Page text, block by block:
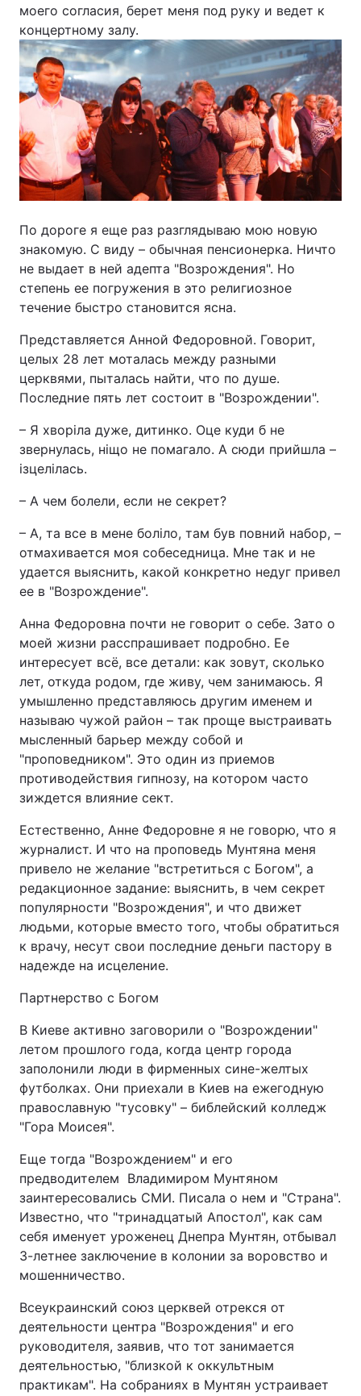
моего согласия, берет меня под руку и ведет к
концертному залу.
По дороге я еще раз разглядываю мою новую
знакомую. С виду – обычная пенсионерка. Ничто
не выдает в ней адепта "Возрождения". Но
степень ее погружения в это религиозное
течение быстро становится ясна.
Представляется Анной Федоровной. Говорит,
целых 28 лет моталась между разными
церквями, пыталась найти, что по душе.
Последние пять лет состоит в "Возрождении".
– Я хворіла дуже, дитинко. Оце куди б не
звернулась, ніщо не помагало. А сюди прийшла –
ізцелілась.
– А чем болели, если не секрет?
– А, та все в мене боліло, там був повний набор, –
отмахивается моя собеседница. Мне так и не
удается выяснить, какой конкретно недуг привел
ее в "Возрождение".
Анна Федоровна почти не говорит о себе. Зато о
моей жизни расспрашивает подробно. Ее
интересует всё, все детали: как зовут, сколько
лет, откуда родом, где живу, чем занимаюсь. Я
умышленно представляюсь другим именем и
называю чужой район – так проще выстраивать
мысленный барьер между собой и
"проповедником". Это один из приемов
противодействия гипнозу, на котором часто
зиждется влияние сект.
Естественно, Анне Федоровне я не говорю, что я
журналист. И что на проповедь Мунтяна меня
привело не желание "встретиться с Богом", а
редакционное задание: выяснить, в чем секрет
популярности "Возрождения", и что движет
людьми, которые вместо того, чтобы обратиться
к врачу, несут свои последние деньги пастору в
надежде на исцеление.
Партнерство с Богом
В Киеве активно заговорили о "Возрождении"
летом прошлого года, когда центр города
заполонили люди в фирменных сине-желтых
футболках. Они приехали в Киев на ежегодную
православную "тусовку" – библейский колледж
"Гора Моисея".
Еще тогда "Возрождением" и его
предводителем Владимиром Мунтяном
заинтересовались СМИ. Писала о нем и "Страна".
Известно, что "тринадцатый Апостол", как сам
себя именует уроженец Днепра Мунтян, отбывал
3-летнее заключение в колонии за воровство и
мошенничество.
Всеукраинский союз церквей отрекся от
деятельности центра "Возрождения" и его
руководителя, заявив, что тот занимается
деятельностью, "близкой к оккультным
практикам". На собраниях в Мунтян устраивает